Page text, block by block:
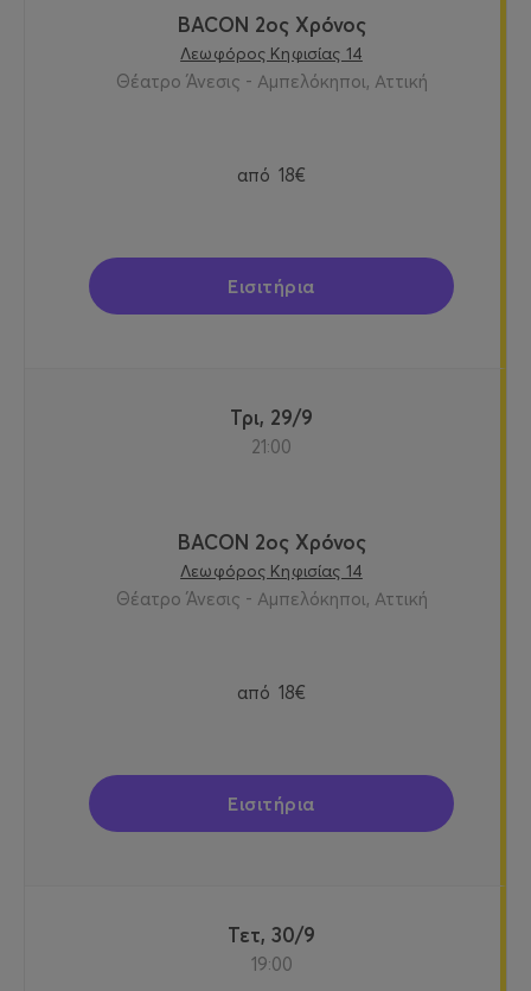
BACON 2ος Χρόνος
Λεωφόρος Κηφισίας 14
Θέατρο Άνεσις - Αμπελόκηποι, Αττική
από 18€
Εισιτήρια
Τρι, 29/9
21:00
BACON 2ος Χρόνος
Λεωφόρος Κηφισίας 14
Θέατρο Άνεσις - Αμπελόκηποι, Αττική
από 18€
Εισιτήρια
Τετ, 30/9
19:00